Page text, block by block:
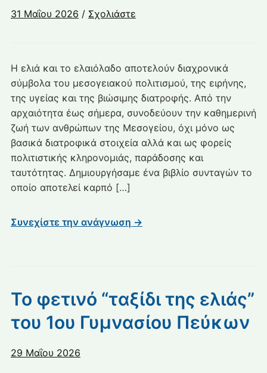
31 Μαΐου 2026 / Σχολιάστε
Η ελιά και το ελαιόλαδο αποτελούν διαχρονικά
σύμβολα του μεσογειακού πολιτισμού, της ειρήνης,
της υγείας και της βιώσιμης διατροφής. Από την
αρχαιότητα έως σήμερα, συνοδεύουν την καθημερινή
ζωή των ανθρώπων της Μεσογείου, όχι μόνο ως
βασικά διατροφικά στοιχεία αλλά και ως φορείς
πολιτιστικής κληρονομιάς, παράδοσης και
ταυτότητας. Δημιουργήσαμε ένα βιβλίο συνταγών το
οποίο αποτελεί καρπό […]
Συνεχίστε την ανάγνωση →
Το φετινό “ταξίδι της ελιάς”
του 1ου Γυμνασίου Πεύκων
29 Μαΐου 2026